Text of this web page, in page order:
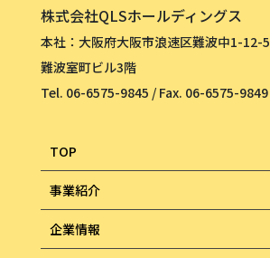
株式会社QLSホールディングス
本社：大阪府大阪市浪速区難波中1-12-5
難波室町ビル3階
Tel. 06-6575-9845 / Fax. 06-6575-9849
TOP
事業紹介
企業情報